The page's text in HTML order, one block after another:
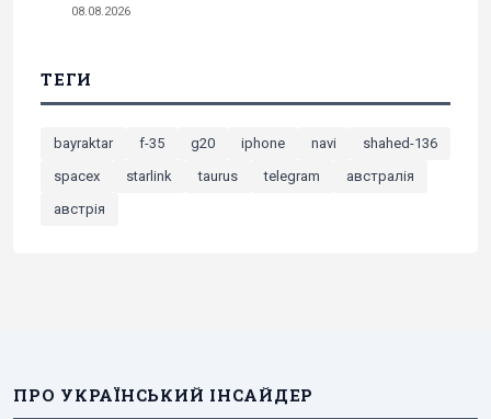
08.08.2026
ТЕГИ
bayraktar f-35 g20 iphone navi
shahed-136
spacex
starlink taurus telegram
австралія
австрія
ПРО УКРАЇНСЬКИЙ ІНСАЙДЕР